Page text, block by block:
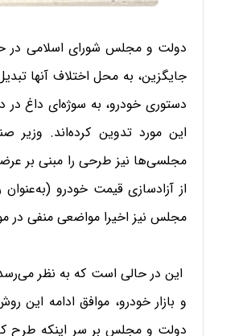
دولت و مجلس شورای اسلامی در
جایگزین، به محل اختلاف آنها
دستوری خودرو، به سوژه‌ای داغ
این مورد تدوین کرده‌اند. وزیر
مجلسی‌ها نیز طرحی را مبنی بر
از آزادسازی قیمت خودرو
مجلس نیز اخیرا مواضعی منفی در
این در حالی است که به نظر
و بازار خودرو، موافق ادامه این
دولت و مجلس بر سر اینکه طرح